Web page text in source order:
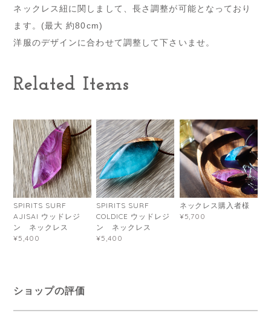
ネックレス紐に関しまして、長さ調整が可能となっており
ます。(最大 約80cm)
洋服のデザインに合わせて調整して下さいませ。
Related Items
SPIRITS SURF
AJISAI ウッドレジ
ン ネックレス
¥5,400
SPIRITS SURF
COLDICE ウッドレジ
ン ネックレス
¥5,400
ネックレス購入者様
¥5,700
ショップの評価